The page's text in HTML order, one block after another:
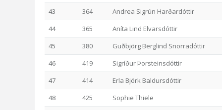
43
364
Andrea Sigrún Harðardóttir
44
365
Aníta Lind Elvarsdóttir
45
380
Guðbjörg Berglind Snorradóttir
46
419
Sigríður Þorsteinsdóttir
47
414
Erla Björk Baldursdóttir
48
425
Sophie Thiele